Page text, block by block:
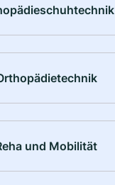
und Mobilität